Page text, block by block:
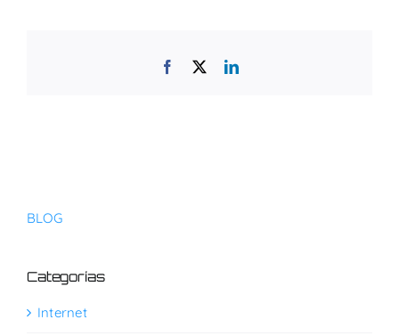
Facebook LinkedIn
BLOG
Categorías
Internet